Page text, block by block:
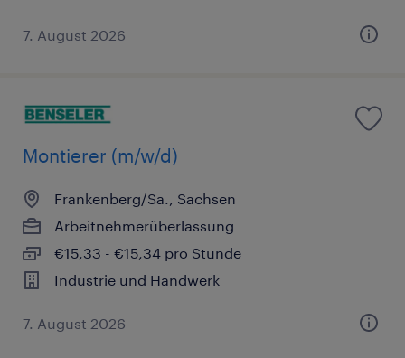
7. August 2026
Montierer (m/w/d)
Frankenberg/Sa., Sachsen
Arbeitnehmerüberlassung
€15,33 - €15,34 pro Stunde
Industrie und Handwerk
7. August 2026